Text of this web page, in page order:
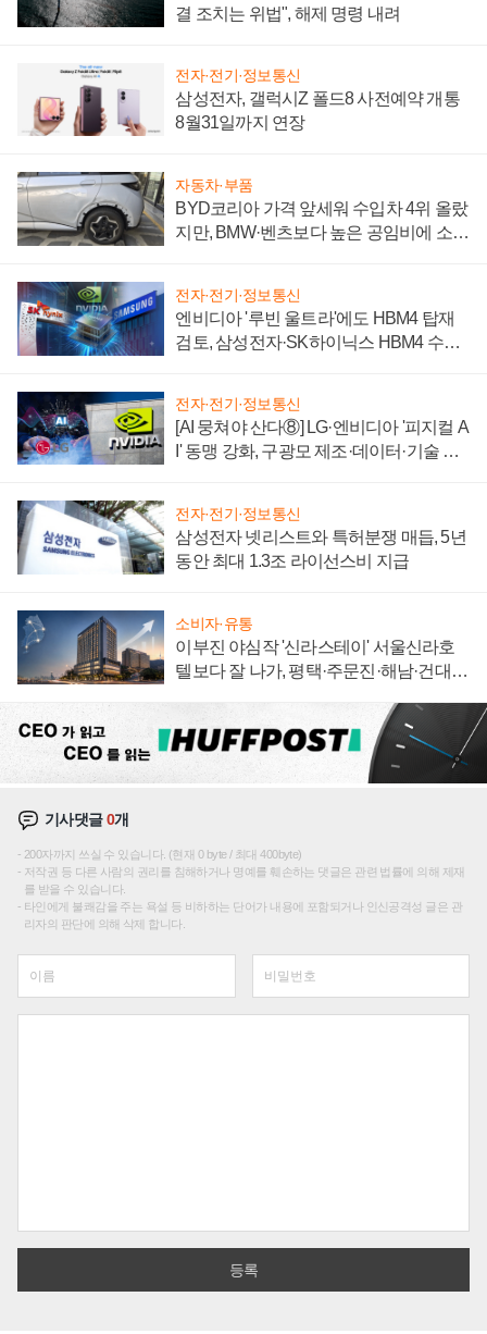
결 조치는 위법", 해제 명령 내려
전자·전기·정보통신
삼성전자, 갤럭시Z 폴드8 사전예약 개통
8월31일까지 연장
자동차·부품
BYD코리아 가격 앞세워 수입차 4위 올랐
지만, BMW·벤츠보다 높은 공임비에 소비
전자·전기·정보통신
엔비디아 '루빈 울트라'에도 HBM4 탑재
검토, 삼성전자·SK하이닉스 HBM4 수율
전자·전기·정보통신
[AI 뭉쳐야 산다⑧] LG·엔비디아 '피지컬 A
I' 동맹 강화, 구광모 제조·데이터·기술 결
전자·전기·정보통신
삼성전자 넷리스트와 특허분쟁 매듭, 5년
동안 최대 1.3조 라이선스비 지급
소비자·유통
이부진 야심작 '신라스테이' 서울신라호
텔보다 잘 나가, 평택·주문진·해남·건대로
기사댓글0개
200자까지 쓰실 수 있습니다. (현재 0 byte / 최대 400byte)
저작권 등 다른 사람의 권리를 침해하거나 명예를 훼손하는 댓글은 관련 법률에 의해 제재
를 받을 수 있습니다.
타인에게 불쾌감을 주는 욕설 등 비하하는 단어가 내용에 포함되거나 인신공격성 글은 관
리자의 판단에 의해 삭제 합니다.